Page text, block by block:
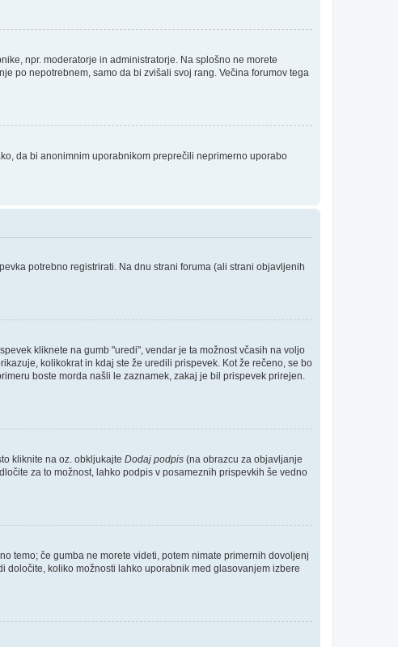
npr. moderatorje in administratorje. Na splošno ne morete
po nepotrebnem, samo da bi zvišali svoj rang. Večina forumov tega
da bi anonimnim uporabnikom preprečili neprimerno uporabo
potrebno registrirati. Na dnu strani foruma (ali strani objavljenih
kliknete na gumb "uredi", vendar je ta možnost včasih na voljo
kolikokrat in kdaj ste že uredili prispevek. Kot že rečeno, se bo
boste morda našli le zaznamek, zakaj je bil prispevek prirejen.
kliknite na oz. obkljukajte Dodaj podpis (na obrazcu za objavljanje
za to možnost, lahko podpis v posameznih prispevkih še vedno
temo; če gumba ne morete videti, potem nimate primernih dovoljenj
določite, koliko možnosti lahko uporabnik med glasovanjem izbere